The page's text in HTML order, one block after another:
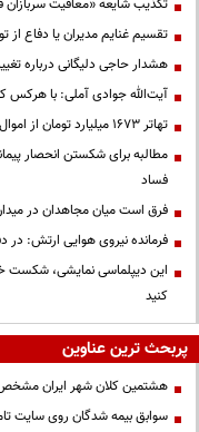
تکذیب شایعه «معافیت سربازان
تقسیم غنایم مدیران یا دفاع
هشدار حاجی دلیگانی درباره
آیت‌الله جوادی آملی: با هرکس
تهاتر ۱۶۷۳ میلیارد تومان از اموال شرکت‌های تراستی
مطالبه برای شکستن انحصار
فساد
فرق است میان مجاهدان در
فرمانده نیروی هوایی ارتش: در
این دیپلماسی نمایشی، شکست
کنید
پربحث ترین عناوین
هشتمین کلان شهر ایران
سوابق بیمه شدگان روی سایت